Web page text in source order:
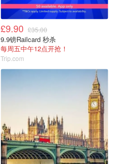
£9.90 £35.00
9.9镑Railcard 秒杀
每周五中午12点开抢！
Trip.com